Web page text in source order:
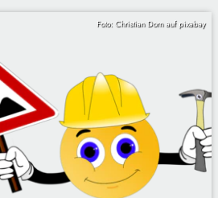
Foto: Christian Dorn auf pixabay